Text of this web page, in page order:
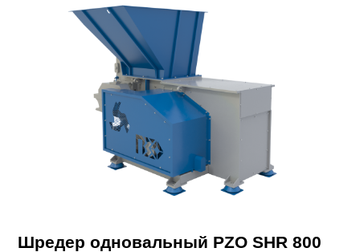
Шредер одновальный PZO SHR 800